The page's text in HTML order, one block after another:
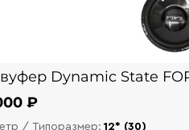
Dynamic State
₽
/ Типоразмер: 12* (30)